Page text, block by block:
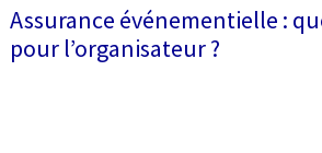
Assurance événementielle :
pour l’organisateur ?